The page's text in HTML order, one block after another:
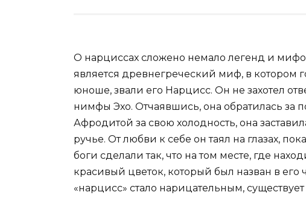
О нарциссах сложено немало легенд и
является древнегреческий миф, в котором
юноше, звали его Нарцисс. Он не захотел
нимфы Эхо. Отчаявшись, она обратилась за
Афродитой за свою холодность, она
ручье. От любви к себе он таял на глазах,
боги сделали так, что на том месте, где
красивый цветок, который был назван в его
«нарцисс» стало нарицательным,